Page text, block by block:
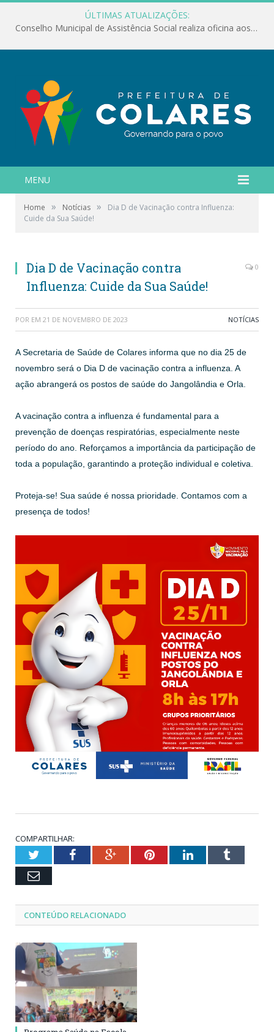
ÚLTIMAS ATUALIZAÇÕES:
Conselho Municipal de Assistência Social realiza oficina aos servidores
MENU
Home » Notícias »
Dia D de Vacinação contra Influenza:
Cuide da Sua Saúde!
Dia D de Vacinação contra
Influenza: Cuide da Sua Saúde!
0
POR EM 21 DE NOVEMBRO DE 2023 NOTÍCIAS
A Secretaria de Saúde de Colares informa que no dia 25 de
novembro será o Dia D de vacinação contra a influenza. A
ação abrangerá os postos de saúde do Jangolândia e Orla.
A vacinação contra a influenza é fundamental para a
prevenção de doenças respiratórias, especialmente neste
período do ano. Reforçamos a importância da participação de
toda a população, garantindo a proteção individual e coletiva.
Proteja-se! Sua saúde é nossa prioridade. Contamos com a
presença de todos!
COMPARTILHAR:
TwitterFacebookGoogle+PinterestLinkedInTumblr
Email
CONTEÚDO RELACIONADO